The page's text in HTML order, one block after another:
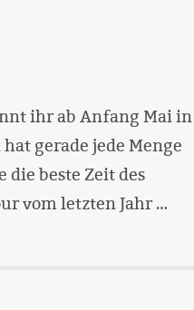
ihr ab Anfang Mai in
gerade jede Menge
die beste Zeit des
vom letzten Jahr …